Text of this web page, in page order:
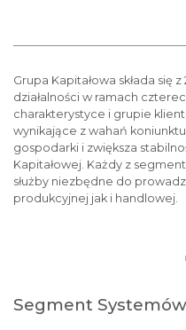
Grupa Kapitałowa składa się
działalności w ramach
charakterystyce i grupie
wynikające z wahań
gospodarki i zwiększa
Kapitałowej. Każdy z
służby niezbędne do
produkcyjnej jak i handlowej.
Segment